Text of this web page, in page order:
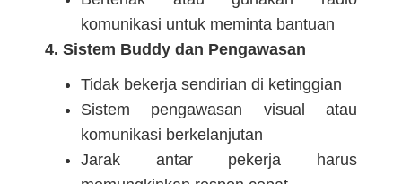
komunikasi untuk meminta bantuan
4. Sistem Buddy dan Pengawasan
Tidak bekerja sendirian di ketinggian
Sistem pengawasan visual atau
komunikasi berkelanjutan
Jarak antar pekerja harus